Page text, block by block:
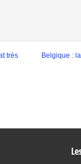
très
Belgique :